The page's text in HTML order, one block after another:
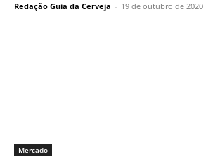
Redação Guia da Cerveja - 19 de outubro de 2020
Mercado